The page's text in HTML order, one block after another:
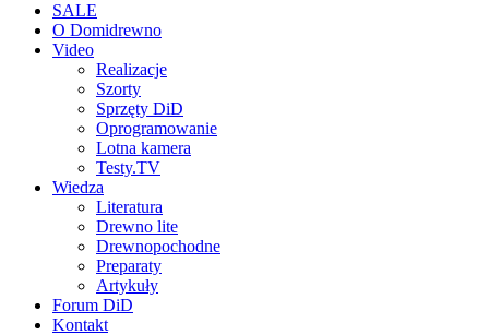
SALE
O Domidrewno
Video
Realizacje
Szorty
Sprzęty DiD
Oprogramowanie
Lotna kamera
Testy.TV
Wiedza
Literatura
Drewno lite
Drewnopochodne
Preparaty
Artykuły
Forum DiD
Kontakt